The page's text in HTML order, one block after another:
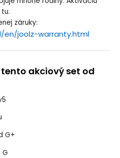
záruky:
en/joolz-warranty.html
akciový set od
G+